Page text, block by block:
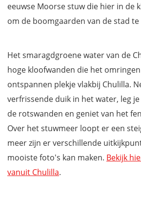
eeuwse Moorse stuw die hier in de
om de boomgaarden van de stad
Het smaragdgroene water van de
hoge kloofwanden die het
ontspannen plekje vlakbij Chulilla.
verfrissende duik in het water, leg
de rotswanden en geniet van het
Over het stuwmeer loopt er een
meer zijn er verschillende
mooiste foto's kan maken. Bekijk
vanuit Chulilla.